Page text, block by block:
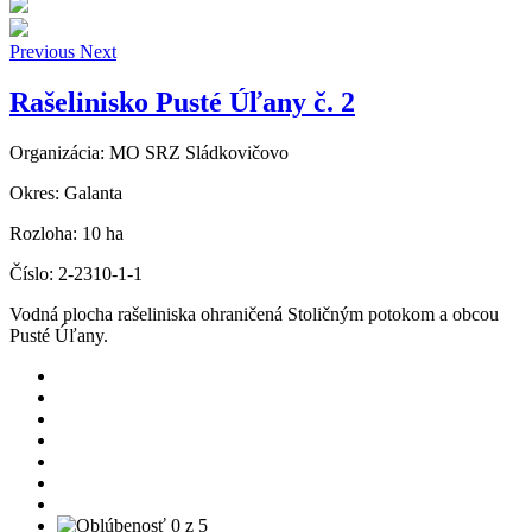
Previous Next
Rašelinisko Pusté Úľany č. 2
Organizácia: MO SRZ Sládkovičovo
Okres: Galanta
Rozloha: 10 ha
Číslo: 2-2310-1-1
Vodná plocha rašeliniska ohraničená Stoličným potokom a obcou
Pusté Úľany.